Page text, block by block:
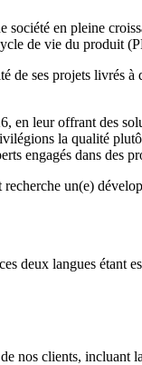
en pleine
de vie du produit
de ses projets livrés
en leur offrant des
la qualité
engagés dans
un(e)
deux langues
nos clients,